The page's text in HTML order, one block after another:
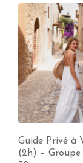
Guide Privé à
(2h) – Groupe